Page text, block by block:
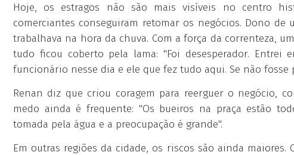
Hoje, os estragos não são mais visíveis no centro
comerciantes conseguiram retomar os negócios. Dono
trabalhava na hora da chuva. Com a força da correnteza,
tudo ficou coberto pela lama: "Foi desesperador. Entrei
funcionário nesse dia e ele que fez tudo aqui. Se não fosse
Renan diz que criou coragem para reerguer o negócio,
medo ainda é frequente: "Os bueiros na praça estão
tomada pela água e a preocupação é grande".
Em outras regiões da cidade, os riscos são ainda